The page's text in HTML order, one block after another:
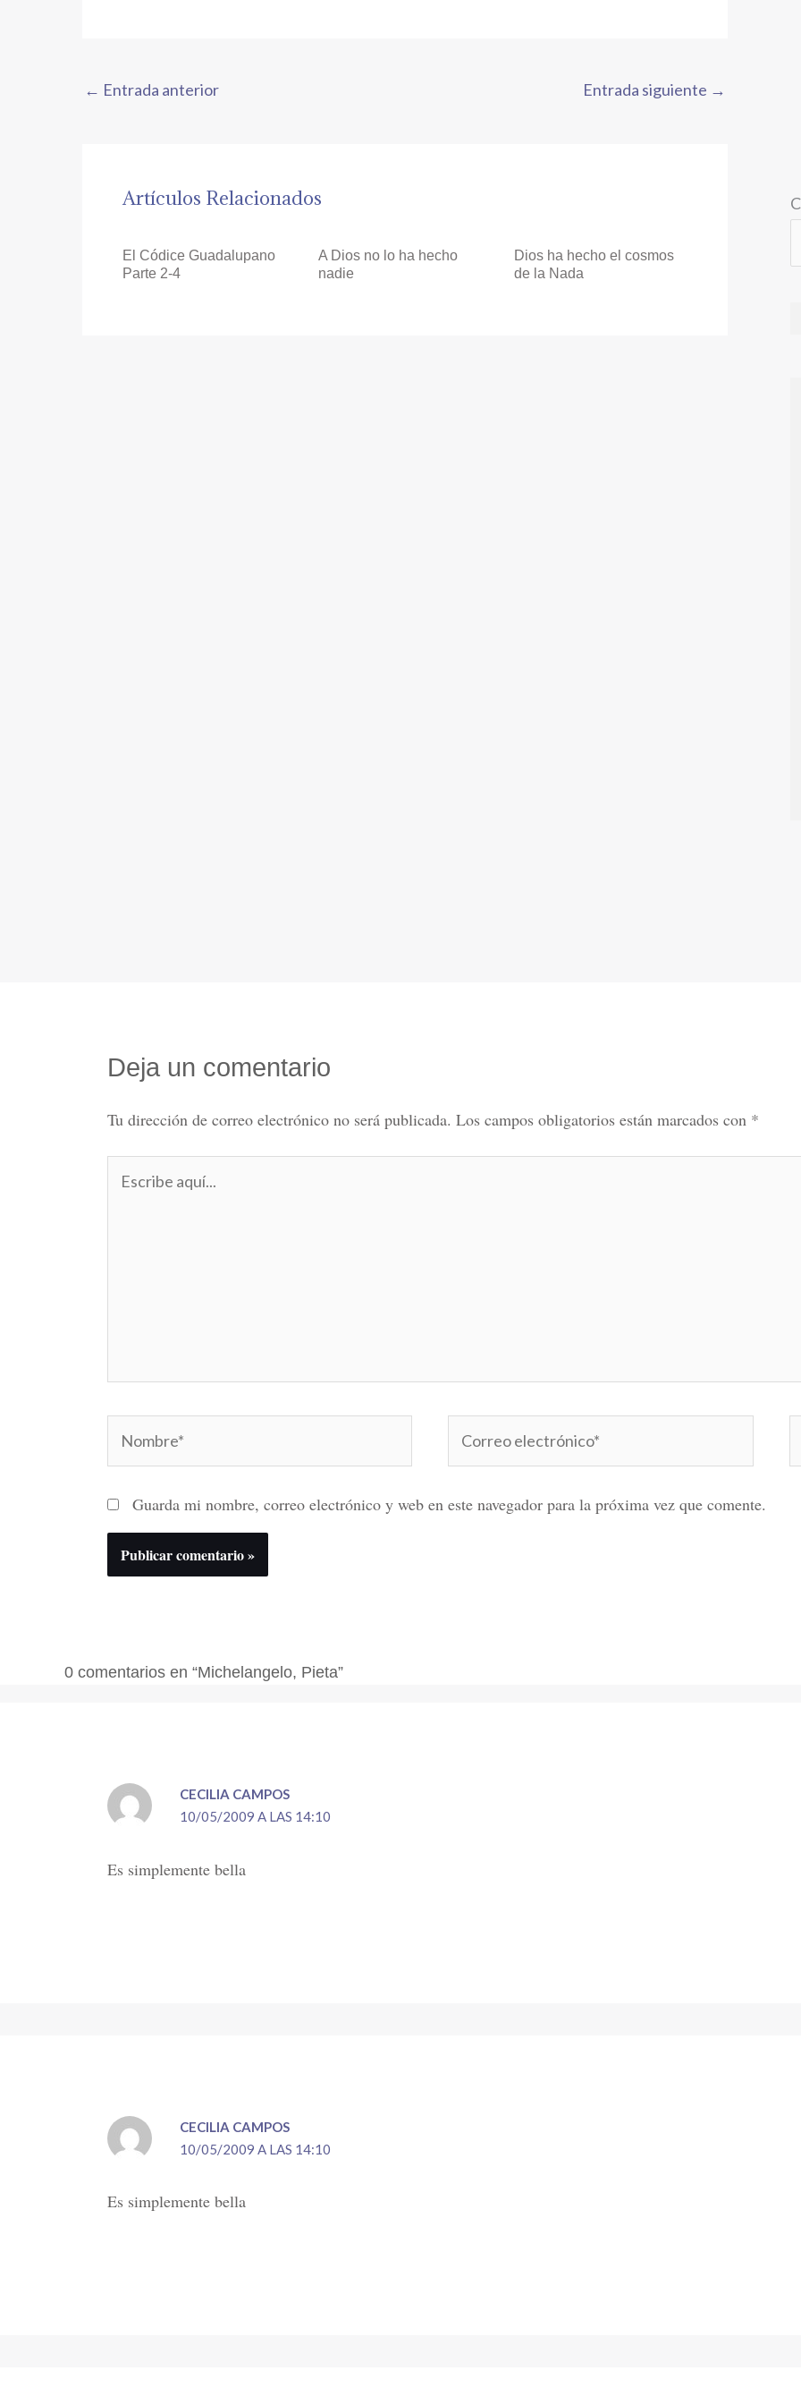
← Entrada anterior Entrada siguiente →
Artículos Relacionados
El Códice Guadalupano
Parte 2-4
A Dios no lo ha hecho
nadie
Dios ha hecho el cosmos
de la Nada
Deja un comentario
Tu dirección de correo electrónico no será publicada. Los campos obligatorios están marcados con *
aquí...
electrónico*
Guarda mi nombre, correo electrónico y web en este navegador para la próxima vez que comente.
0 comentarios en “Michelangelo, Pieta”
CECILIA CAMPOS
10/05/2009 A LAS 14:10
Es simplemente bella
CECILIA CAMPOS
10/05/2009 A LAS 14:10
Es simplemente bella